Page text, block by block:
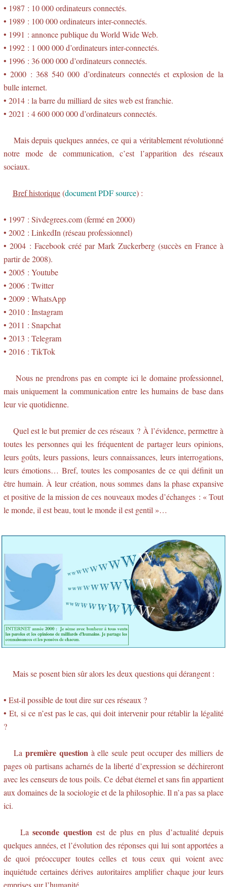
• 1987 : 10 000 ordinateurs connectés.
• 1989 : 100 000 ordinateurs inter-connectés.
• 1991 : annonce publique du World Wide Web.
• 1992 : 1 000 000 d’ordinateurs inter-connectés.
• 1996 : 36 000 000 d’ordinateurs connectés.
• 2000 : 368 540 000 d’ordinateurs connectés et explosion de la
bulle internet.
• 2014 : la barre du milliard de sites web est franchie.
• 2021 : 4 600 000 000 d’ordinateurs connectés.
Mais depuis quelques années, ce qui a véritablement révolutionné
notre mode de communication, c’est l’apparition des réseaux
sociaux.
Bref historique(document PDF source) :
• 1997 : Sivdegrees.com (fermé en 2000)
• 2002 : LinkedIn (réseau professionnel)
• 2004 : Facebook créé par Mark Zuckerberg (succès en France à
partir de 2008).
• 2005 : Youtube
• 2006 : Twitter
• 2009 : WhatsApp
• 2010 : Instagram
• 2011 : Snapchat
• 2013 : Telegram
• 2016 : TikTok
Nous ne prendrons pas en compte ici le domaine professionnel,
mais uniquement la communication entre les humains de base dans
leur vie quotidienne.
Quel est le but premier de ces réseaux ? À l’évidence, permettre à
toutes les personnes qui les fréquentent de partager leurs opinions,
leurs goûts, leurs passions, leurs connaissances, leurs interrogations,
leurs émotions… Bref, toutes les composantes de ce qui définit un
être humain. À leur création, nous sommes dans la phase expansive
et positive de la mission de ces nouveaux modes d’échanges : « Tout
le monde, il est beau, tout le monde il est gentil »…
Mais se posent bien sûr alors les deux questions qui dérangent :
• Est-il possible de tout dire sur ces réseaux ?
• Et, si ce n’est pas le cas, qui doit intervenir pour rétablir la légalité
?
La première question à elle seule peut occuper des milliers de
pages où partisans acharnés de la liberté d’expression se déchireront
avec les censeurs de tous poils. Ce débat éternel et sans fin appartient
aux domaines de la sociologie et de la philosophie. Il n’a pas sa place
ici.
Laseconde question est de plus en plus d’actualité depuis
quelques années, et l’évolution des réponses qui lui sont apportées a
de quoi préoccuper toutes celles et tous ceux qui voient avec
inquiétude certaines dérives autoritaires amplifier chaque jour leurs
emprises sur l’humanité.